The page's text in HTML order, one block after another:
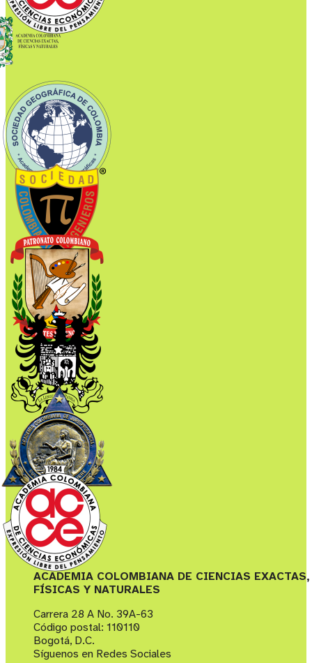
ACADEMIA COLOMBIANA DE CIENCIAS EXACTAS,
FÍSICAS Y NATURALES
Carrera 28 A No. 39A-63
Código postal: 110110
Bogotá, D.C.
Síguenos en Redes Sociales